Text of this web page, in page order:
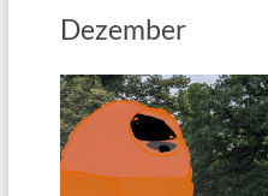
Dezember